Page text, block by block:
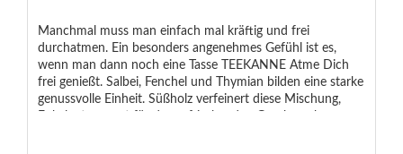
Manchmal muss man einfach mal kräftig und frei
durchatmen. Ein besonders angenehmes Gefühl ist es,
wenn man dann noch eine Tasse TEEKANNE Atme Dich
frei genießt. Salbei, Fenchel und Thymian bilden eine starke
genussvolle Einheit. Süßholz verfeinert diese Mischung,